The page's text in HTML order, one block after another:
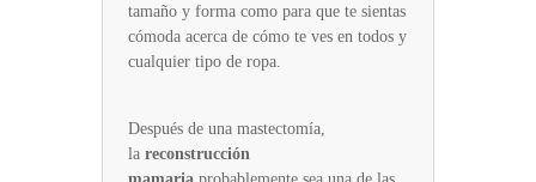
tamaño y forma como para que te sientas
cómoda acerca de cómo te ves en ​todos y
cualquier ​tipo de ropa.
Después de una mastectomía,
la reconstrucción